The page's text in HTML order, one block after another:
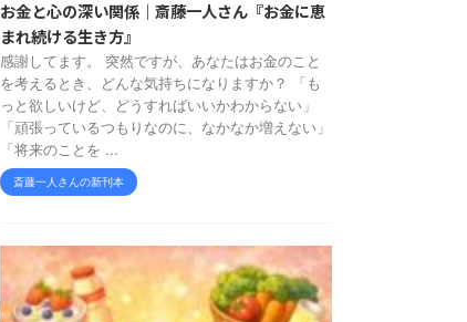
お金と心の深い関係｜斎藤一人さん『お金に恵
まれ続ける生き方』
感謝してます。 突然ですが、あなたはお金のこと
を考えるとき、どんな気持ちになりますか？ 「も
っと欲しいけど、どうすればいいかわからない」
「頑張っているつもりなのに、なかなか増えない」
「将来のことを ...
斎藤一人さんの新刊本